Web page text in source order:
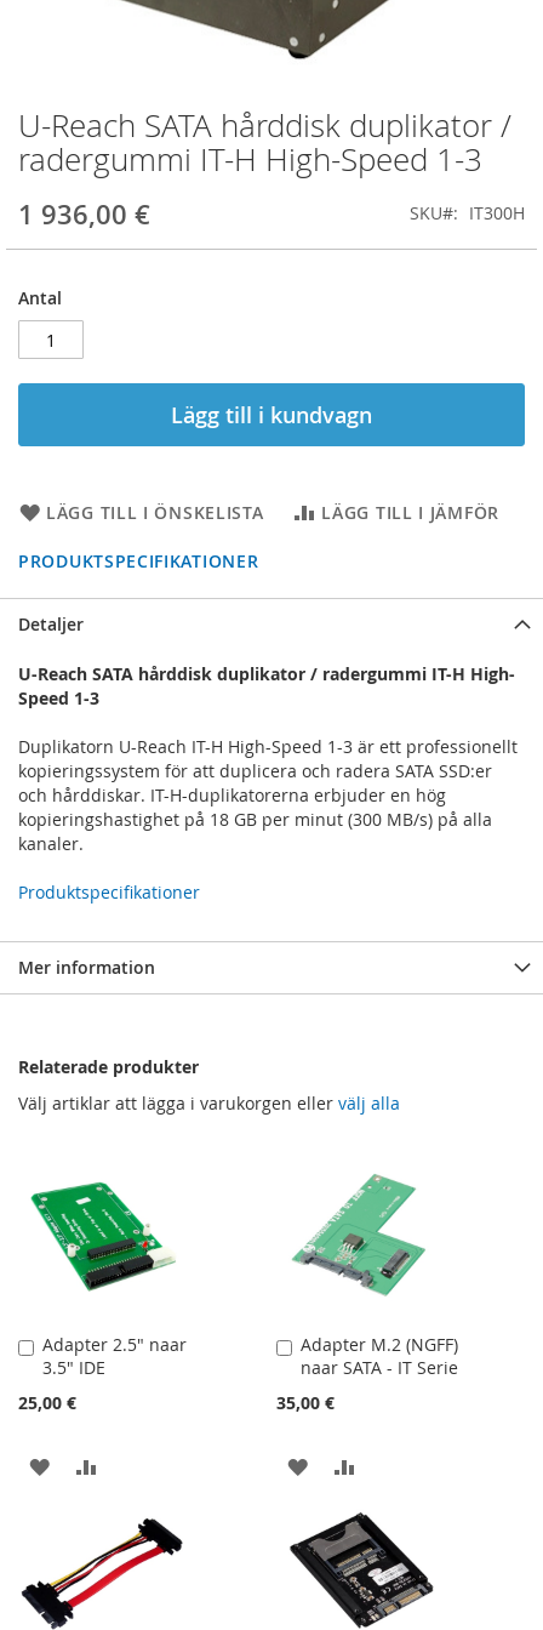
U-Reach SATA hårddisk duplikator /
radergummi IT-H High-Speed 1-3
1 936,00 € SKU IT300H
Antal
Lägg till i kundvagn
LÄGG TILL I ÖNSKELISTA LÄGG TILL I JÄMFÖR
PRODUKTSPECIFIKATIONER
Hoppa
till
början
bildgalleriet
Detaljer
U-Reach SATA hårddisk duplikator / radergummi IT-H High-
Speed 1-3
Duplikatorn U-Reach IT-H High-Speed 1-3 är ett professionellt
kopieringssystem för att duplicera och radera SATA SSD:er
och hårddiskar. IT-H-duplikatorerna erbjuder en hög
kopieringshastighet på 18 GB per minut (300 MB/s) på alla
kanaler.
Produktspecifikationer
Mer information
Relaterade produkter
Välj artiklar att lägga i varukorgen eller välj alla
Adapter 2.5" naar
3.5" IDE
25,00 €
Lägg
till
kundvagn
LÄGG
ÖNSKELISTA
I
JÄMFÖR
Adapter M.2 (NGFF)
naar SATA - IT Serie
35,00 €
Lägg
till
kundvagn
LÄGG
I
ÖNSKELISTA
TILL
I
JÄMFÖR